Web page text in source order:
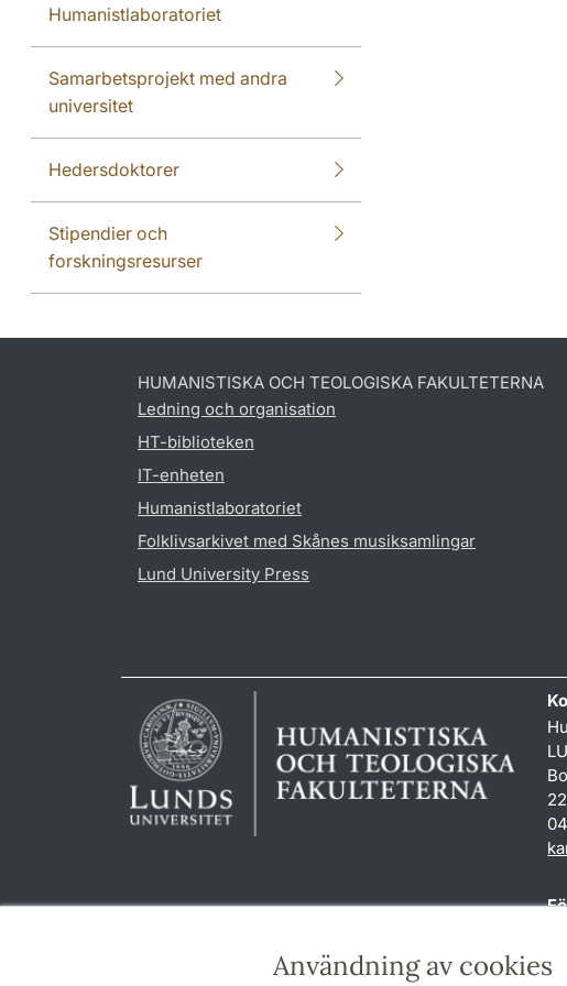
Användning av cookies
Humanistlaboratoriet
Samarbetsprojekt med andra
universitet
Hedersdoktorer
Stipendier och
forskningsresurser
HUMANISTISKA OCH TEOLOGISKA FAKULTETERNA
Ledning och organisation
HT-biblioteken
IT-enheten
Humanistlaboratoriet
Folklivsarkivet med Skånes musiksamlingar
Lund University Press